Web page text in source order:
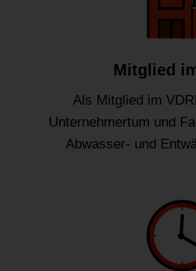
Mitglied
Als Mitglied im
Unternehmertum und
Abwasser- und